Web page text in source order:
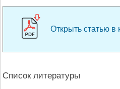
Открыть статью в
Список литературы